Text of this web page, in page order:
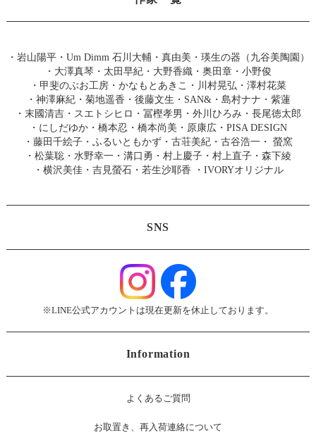
・ 岩山陽平・ Um Dimm 石川大輔・真由美 ・ 瑛生の器（九谷美陶園）
・ 大澤真琴 ・ 太田早紀 ・ 大野香織 ・ 奥田章 ・ 小野俊
・ 甲斐のぶお工房 ・ かなもとあきこ ・ 川村晃弘 ・ 澤村花菜
・ 神澤麻紀・ 菊地遥香 ・ 後藤文生 ・ SAN& ・ 島村ナナ ・ 紫蓮
・ 末國清吉 ・ スエトシヒロ ・ 冨樫孝男 ・ 外川ひろみ ・ 長尾徳太郎
・ にしだゆか ・ 橋本忍 ・ 橋本尚美 ・ 原康広 ・ PISA DESIGN
・ 藤田千絵子 ・ ふるいともかず ・ 古荘美紀 ・ 古谷浩一 ・ 螢窯
・ 松葉聡 ・ 水野幸一 ・ 溝口勇 ・ 村上慶子 ・ 村上直子 ・ 森下綾
・ 横沢美佳・ 吉見螢石・ 若生沙耶香 ・ IVORYオリジナル
SNS
※LINE公式アカウントは現在更新を休止しております。
Information
よくあるご質問
お取置き、再入荷連絡について